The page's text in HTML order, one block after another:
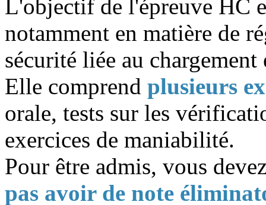
L'objectif de l'épreuve HC
notamment en matière de
sécurité liée au chargement
Elle comprend plusieurs
orale, tests sur les
exercices de maniabilité.
Pour être admis, vous
pas avoir de note